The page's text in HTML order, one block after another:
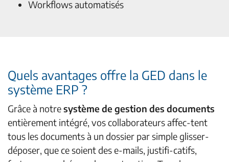
Workflows automatisés
Quels avantages offre la GED dans le
système ERP ?
Grâce à notresystème de gestion des documents
entièrement intégré, vos collaborateurs affec-tent
tous les documents à un dossier par simple glisser-
déposer, que ce soient des e-mails, justifi-catifs,